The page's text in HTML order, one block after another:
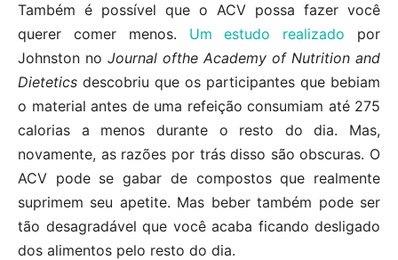
Também é possível que o ACV possa fazer você
querer comer menos. Um estudo realizado por
Johnston no Journal ofthe Academy of Nutrition and
Dietetics descobriu que os participantes que bebiam
o material antes de uma refeição consumiam até 275
calorias a menos durante o resto do dia. Mas,
novamente, as razões por trás disso são obscuras. O
ACV pode se gabar de compostos que realmente
suprimem seu apetite. Mas beber também pode ser
tão desagradável que você acaba ficando desligado
dos alimentos pelo resto do dia.